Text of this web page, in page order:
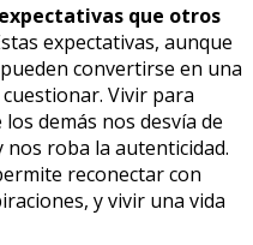
que otros
expectativas, aunque
convertirse en una
Vivir para
demás nos desvía de
roba la autenticidad.
reconectar con
y vivir una vida